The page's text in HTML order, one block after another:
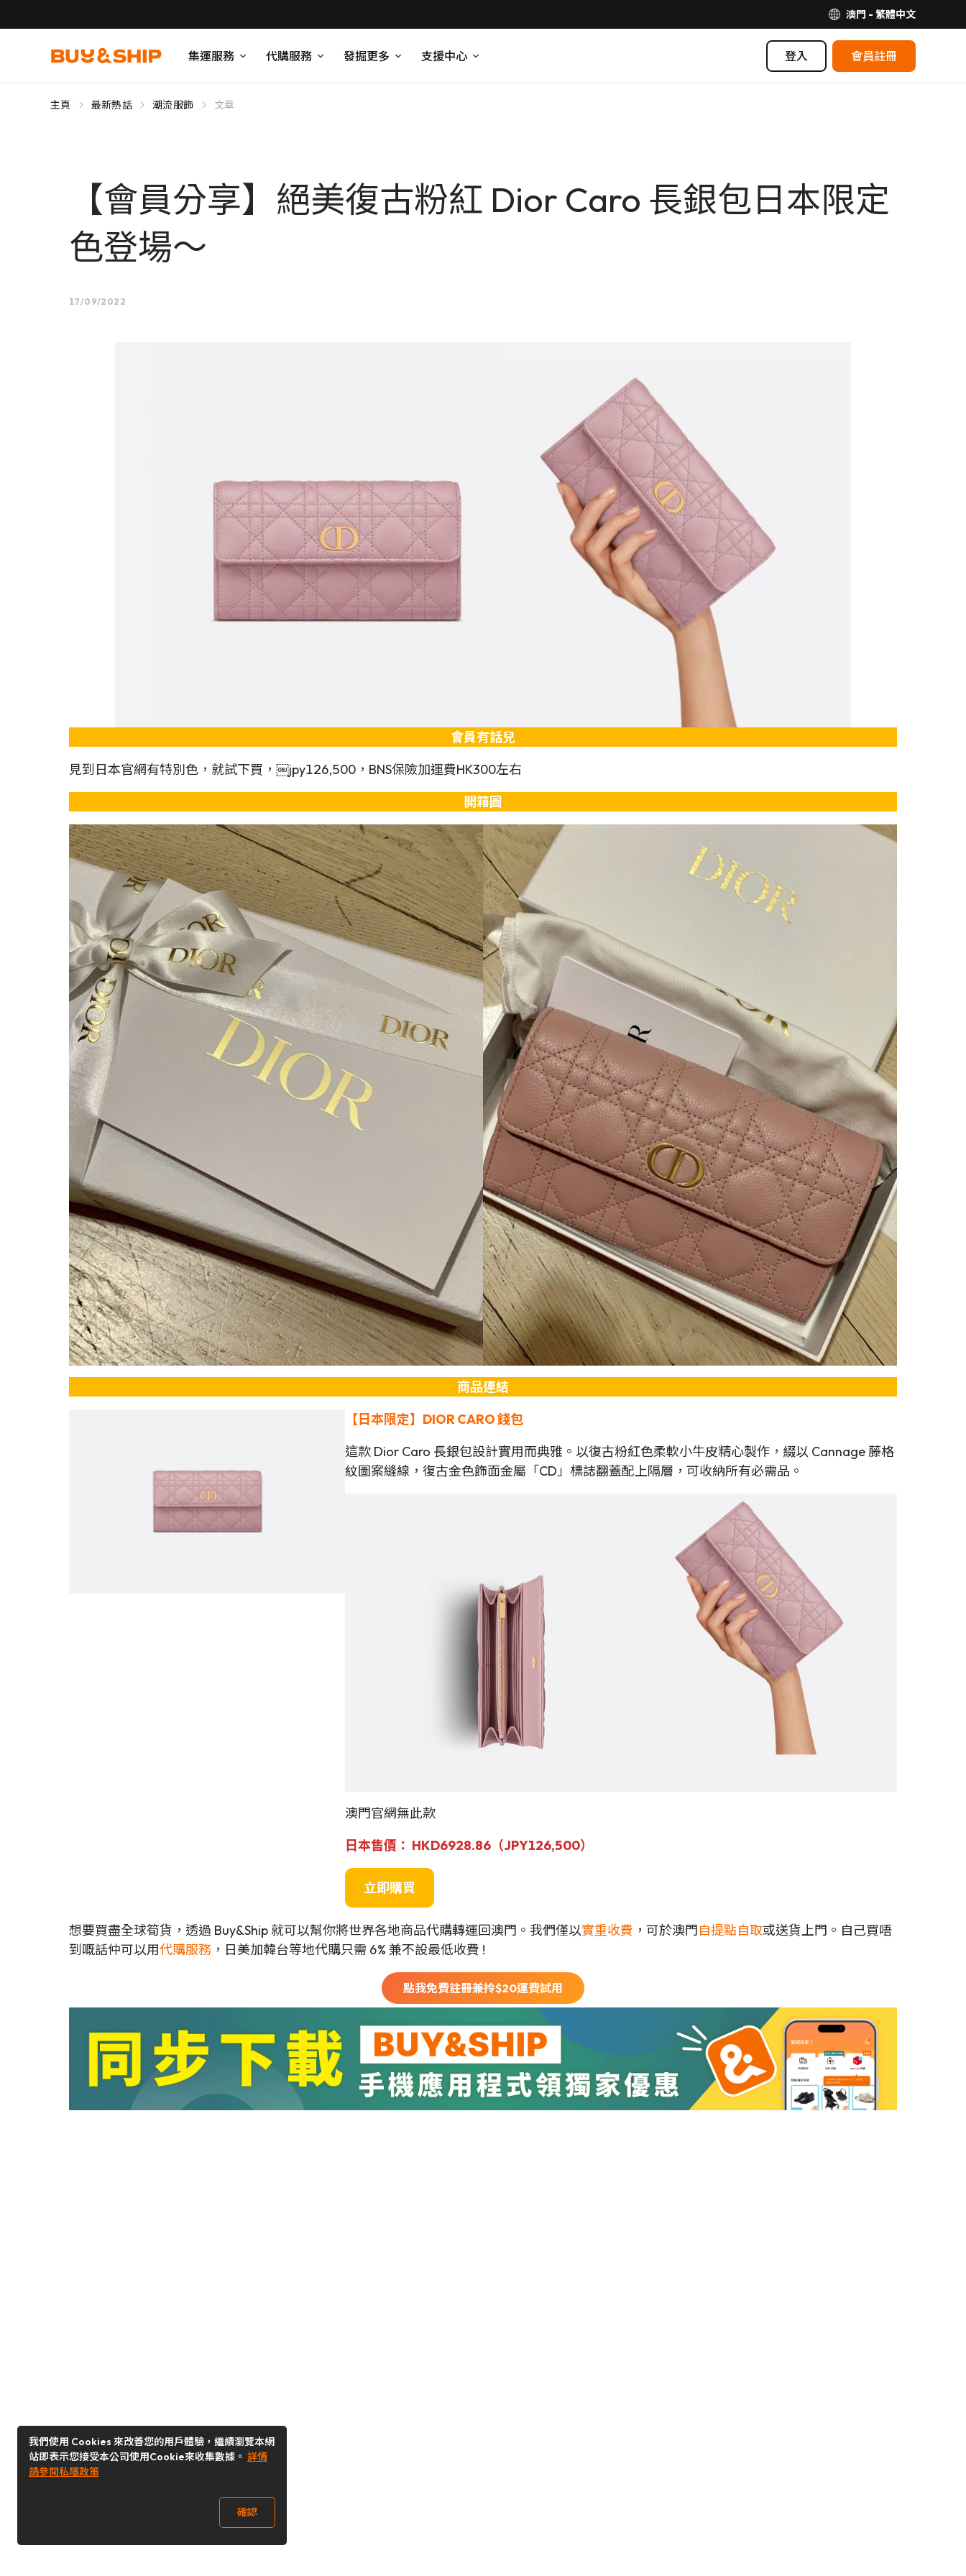
澳門 - 繁體中文
集運服務 代購服務 發掘更多 支援中心 登入 會員註冊
主頁 最新熱話 潮流服飾 文章
【會員分享】絕美復古粉紅 Dior Caro 長銀包日本限定
色登場～
17/09/2022
會員有話兒
見到日本官網有特別色，就試下買，￼jpy126,500，BNS保險加運費HK300左右
開箱圖
商品連結
【日本限定】DIOR CARO 錢包
這款 Dior Caro 長銀包設計實用而典雅。以復古粉紅色柔軟小牛皮精心製作，綴以 Cannage 藤格
紋圖案縫線，復古金色飾面金屬「CD」標誌翻蓋配上隔層，可收納所有必需品。
澳門官網無此款
日本售價： HKD6928.86（JPY126,500）
立即購買
想要買盡全球筍貨，透過 Buy&Ship 就可以幫你將世界各地商品代購轉運回澳門。我們僅以實重收費 ，可於澳門自提點自取或送貨上門。自己買唔
到嘅話仲可以用代購服務 ，日美加韓台等地代購只需 6% 兼不設最低收費 !
點我免費註冊兼拎$20運費試用
我們使用 Cookies 來改善您的用戶體驗，繼續瀏覽本網
站即表示您接受本公司使用Cookie來收集數據。 詳情
請參閱私隱政策
確認